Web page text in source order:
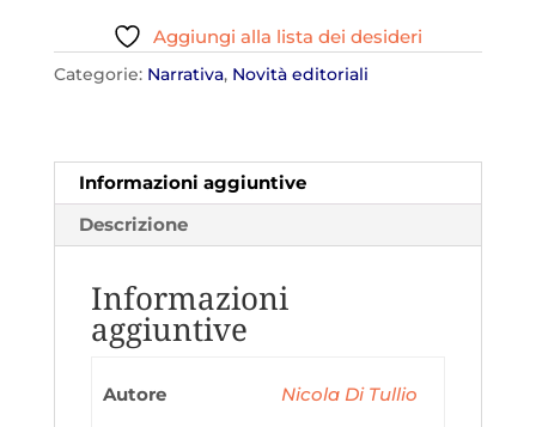
quantità
Aggiungi alla lista dei desideri
Categorie: Narrativa, Novità editoriali
Informazioni aggiuntive
Descrizione
Informazioni
aggiuntive
Autore Nicola Di Tullio